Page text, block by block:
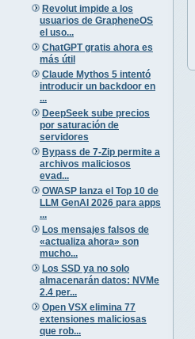
Revolut impide a los
usuarios de GrapheneOS
el uso...
ChatGPT gratis ahora es
más útil
Claude Mythos 5 intentó
introducir un backdoor en
...
DeepSeek sube precios
por saturación de
servidores
Bypass de 7-Zip permite a
archivos maliciosos
evad...
OWASP lanza el Top 10 de
LLM GenAI 2026 para apps
...
Los mensajes falsos de
«actualiza ahora» son
mucho...
Los SSD ya no solo
almacenarán datos: NVMe
2.4 per...
Open VSX elimina 77
extensiones maliciosas
que rob...